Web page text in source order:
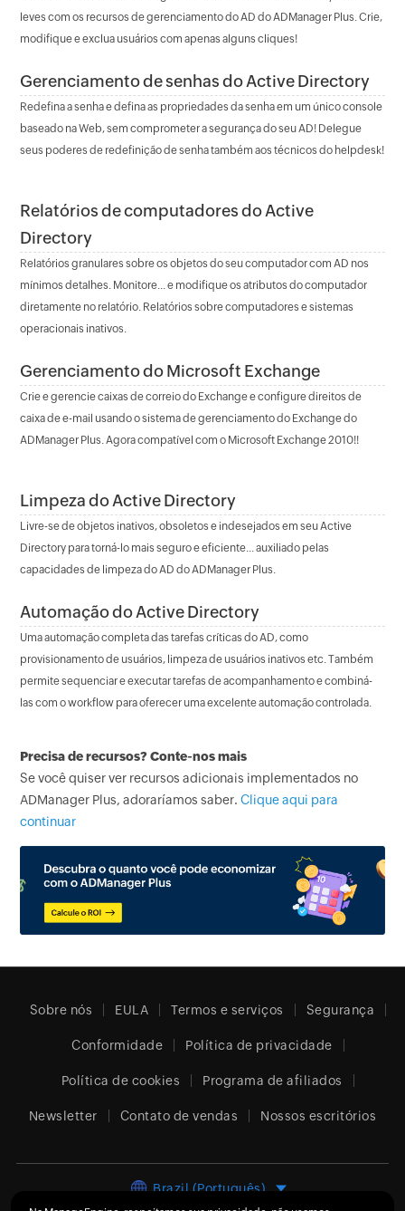
leves com os recursos de gerenciamento do AD do ADManager Plus. Crie,
modifique e exclua usuários com apenas alguns cliques!
Gerenciamento de senhas do Active Directory
Redefina a senha e defina as propriedades da senha em um único console
baseado na Web, sem comprometer a segurança do seu AD! Delegue
seus poderes de redefinição de senha também aos técnicos do helpdesk!
Relatórios de computadores do Active
Directory
Relatórios granulares sobre os objetos do seu computador com AD nos
mínimos detalhes. Monitore... e modifique os atributos do computador
diretamente no relatório. Relatórios sobre computadores e sistemas
operacionais inativos.
Gerenciamento do Microsoft Exchange
Crie e gerencie caixas de correio do Exchange e configure direitos de
caixa de e-mail usando o sistema de gerenciamento do Exchange do
ADManager Plus. Agora compatível com o Microsoft Exchange 2010!!
Limpeza do Active Directory
Livre-se de objetos inativos, obsoletos e indesejados em seu Active
Directory para torná-lo mais seguro e eficiente... auxiliado pelas
capacidades de limpeza do AD do ADManager Plus.
Automação do Active Directory
Uma automação completa das tarefas críticas do AD, como
provisionamento de usuários, limpeza de usuários inativos etc. Também
permite sequenciar e executar tarefas de acompanhamento e combiná-
las com o workflow para oferecer uma excelente automação controlada.
Precisa de recursos? Conte-nos mais
Se você quiser ver recursos adicionais implementados no
ADManager Plus, adoraríamos saber.Clique aqui para
continuar
Sobre nós EULA Termos e serviços Segurança
Conformidade Política de privacidade
Política de cookies Programa de afiliados
Newsletter Contato de vendas Nossos escritórios
Brazil (Português)